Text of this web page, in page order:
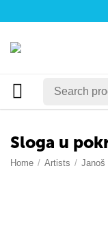
Sloga u
Home / Artists / Janoš